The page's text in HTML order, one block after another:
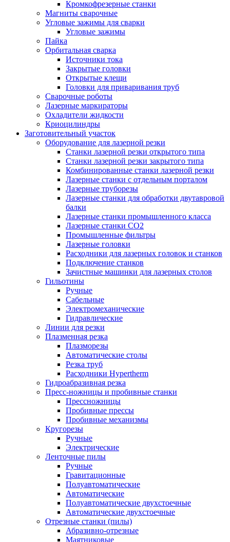
Кромкофрезерные станки
Магниты сварочные
Угловые зажимы для сварки
Угловые зажимы
Пайка
Орбитальная сварка
Источники тока
Закрытые головки
Открытые клещи
Головки для приваривания труб
Сварочные роботы
Лазерные маркираторы
Охладители жидкости
Криоцилиндры
Заготовительный участок
Оборудование для лазерной резки
Станки лазерной резки открытого типа
Станки лазерной резки закрытого типа
Комбинированные станки лазерной резки
Лазерные станки с отдельным порталом
Лазерные труборезы
Лазерные станки для обработки двутавровой
балки
Лазерные станки промышленного класса
Лазерные станки CO2
Промышленные фильтры
Лазерные головки
Расходники для лазерных головок и станков
Подключение станков
Зачистные машинки для лазерных столов
Гильотины
Ручные
Сабельные
Электромеханические
Гидравлические
Линии для резки
Плазменная резка
Плазморезы
Автоматические столы
Резка труб
Расходники Hypertherm
Гидроабразивная резка
Пресс-ножницы и пробивные станки
Прессножницы
Пробивные прессы
Пробивные механизмы
Кругорезы
Ручные
Электрические
Ленточные пилы
Ручные
Гравитационные
Полуавтоматические
Автоматические
Полуавтоматические двухстоечные
Автоматические двухстоечные
Отрезные станки (пилы)
Абразивно-отрезные
Маятниковые